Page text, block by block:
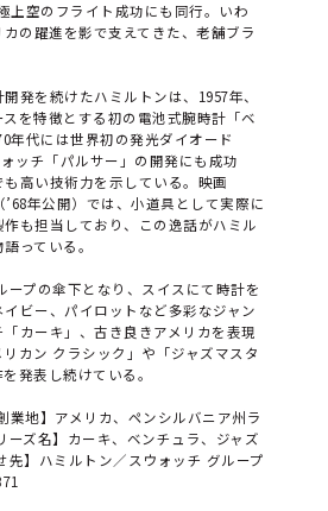
上空のフライト成功にも同行。いわ
の躍進を影で支えてきた、老舗ブラ
発を続けたハミルトンは、1957年、
を特徴とする初の電池式腕時計「ベ
年代には世界初の発光ダイオード
ォッチ「パルサー」の開発にも成功
高い技術力を示している。映画
’68年公開）では、小道具として実際に
も担当しており、この逸話がハミル
っている。
ープの傘下となり、スイスにて時計を
ビー、パイロットなど多彩なジャン
カーキ」、古き良きアメリカを表現
カン クラシック」や「ジャズマスタ
発表し続けている。
業地】アメリカ、ペンシルバニア州ラ
ーズ名】カーキ、ベンチュラ、ジャズ
先】ハミルトン／スウォッチ グループ